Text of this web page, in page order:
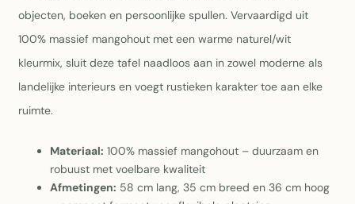
objecten, boeken en persoonlijke spullen. Vervaardigd uit
100% massief mangohout met een warme naturel/wit
kleurmix, sluit deze tafel naadloos aan in zowel moderne als
landelijke interieurs en voegt rustieken karakter toe aan elke
ruimte.
Materiaal: 100% massief mangohout – duurzaam en
robuust met voelbare kwaliteit
Afmetingen: 58 cm lang, 35 cm breed en 36 cm hoog